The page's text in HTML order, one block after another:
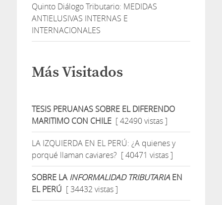
Quinto Diálogo Tributario: MEDIDAS
ANTIELUSIVAS INTERNAS E
INTERNACIONALES
Más Visitados
TESIS PERUANAS SOBRE EL DIFERENDO
MARITIMO CON CHILE[ 42490 vistas ]
LA IZQUIERDA EN EL PERÚ: ¿A quienes y
porqué llaman caviares? [ 40471 vistas ]
SOBRE LAINFORMALIDAD TRIBUTARIAEN
EL PERÚ [ 34432 vistas ]